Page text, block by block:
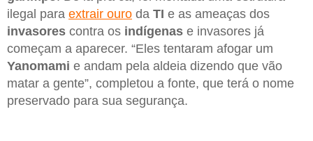
ilegal para extrair ouro da TI e as ameaças dos
invasores contra os indígenas e invasores já
começam a aparecer. “Eles tentaram afogar um
Yanomami e andam pela aldeia dizendo que vão
matar a gente”, completou a fonte, que terá o nome
preservado para sua segurança.